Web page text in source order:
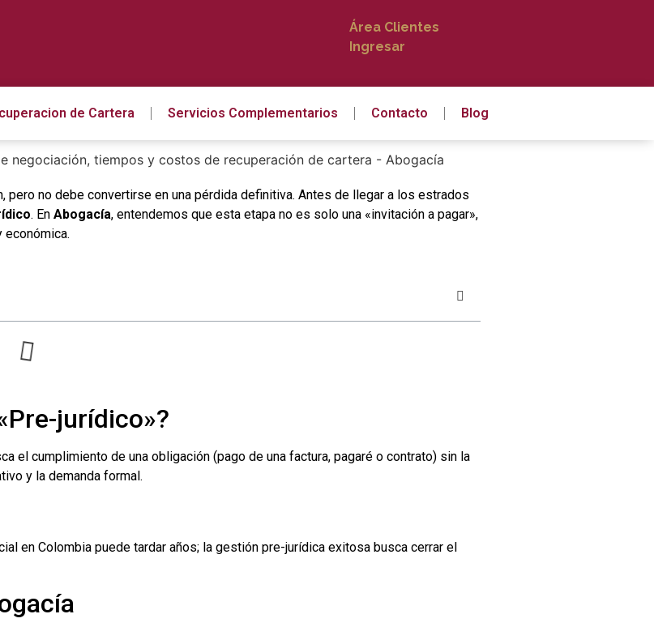
Área Clientes
Ingresar
de Cartera Servicios Complementarios Contacto Blog
no debe convertirse en una pérdida definitiva. Antes de llegar a los estrados
. En Abogacía, entendemos que esta etapa no es solo una «invitación a pagar»,
económica.
jurídico»?
el cumplimiento de una obligación (pago de una factura, pagaré o contrato) sin la
y la demanda formal.
en Colombia puede tardar años; la gestión pre-jurídica exitosa busca cerrar el